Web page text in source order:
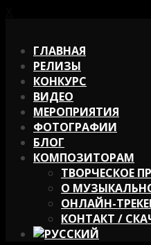
ГЛАВНАЯ
РЕЛИЗЫ
КОНКУРС
ВИДЕО
МЕРОПРИЯТИЯ
ФОТОГРАФИИ
БЛОГ
КОМПОЗИТОРАМ
ТВОРЧЕСКОЕ
О
ОНЛАЙН-
КОНТАКТ /